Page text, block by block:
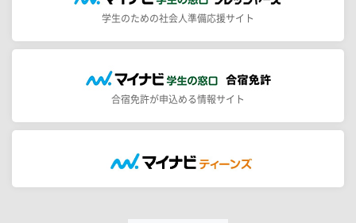
学生のための社会人準備応援サイト
合宿免許が申込める情報サイト